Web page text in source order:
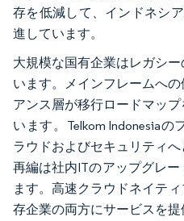
存を低減して、インドネシ
進しています。
大規模な国有企業はレガシ
います。メインフレームへ
アンス層が移行ロードマッ
います。Telkom Indonesia
ラウドおよびセキュリティ
再編は社内ITのアップグレ
ます。高速クラウドネイテ
存企業の両方にサービスを